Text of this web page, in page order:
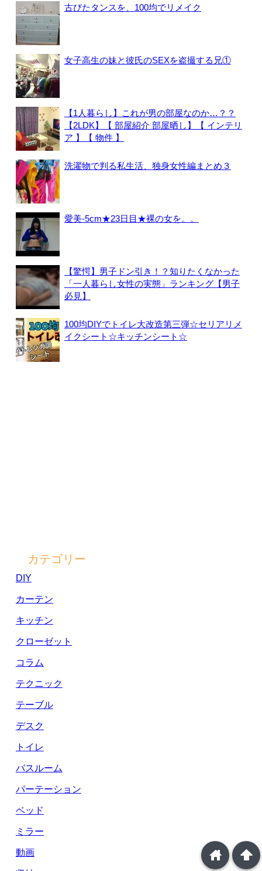
古びたタンスを、100均でリメイク
女子高生の妹と彼氏のSEXを盗撮する兄①
【1人暮らし】これが男の部屋なのか…？？
【2LDK】【 部屋紹介 部屋晒し】【 インテリ
ア 】【 物件 】
洗濯物で判る私生活、独身女性編まとめ３
愛美-5cm★23日目★裸の女を。。
【驚愕】男子ドン引き！？知りたくなかった
「一人暮らし女性の実態」ランキング【男子
必見】
100均DIYでトイレ大改造第三弾☆セリアリメ
イクシート☆キッチンシート☆
カテゴリー
DIY
カーテン
キッチン
クローゼット
コラム
テクニック
テーブル
デスク
トイレ
バスルーム
パーテーション
ベッド
ミラー
動画
arrowup
home